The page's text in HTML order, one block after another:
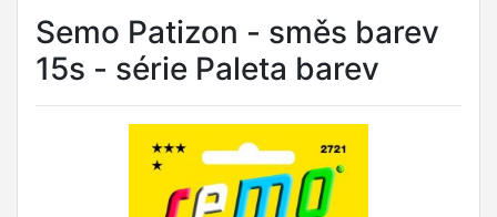
Semo Patizon - směs barev
15s - série Paleta barev